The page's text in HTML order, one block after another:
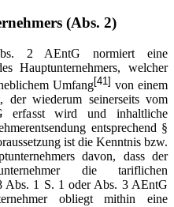
(Abs. 2)
2 AEntG normiert eine
Hauptunternehmers, welcher
Umfang[41] von einem
der wiederum seinerseits vom
erfasst wird und inhaltliche
entsprechend §
ist die Kenntnis bzw.
davon, dass der
die tariflichen
Abs. 1 S. 1 oder Abs. 3 AEntG
obliegt mithin eine